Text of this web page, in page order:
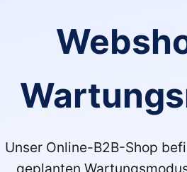
Unser Online-B2B-Shop
geplanten